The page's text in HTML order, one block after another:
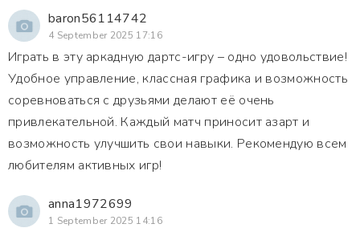
baron56114742
4 September 2025 17:16
Играть в эту аркадную дартс-игру – одно удовольствие!
Удобное управление, классная графика и возможность
соревноваться с друзьями делают её очень
привлекательной. Каждый матч приносит азарт и
возможность улучшить свои навыки. Рекомендую всем
любителям активных игр!
anna1972699
1 September 2025 14:16